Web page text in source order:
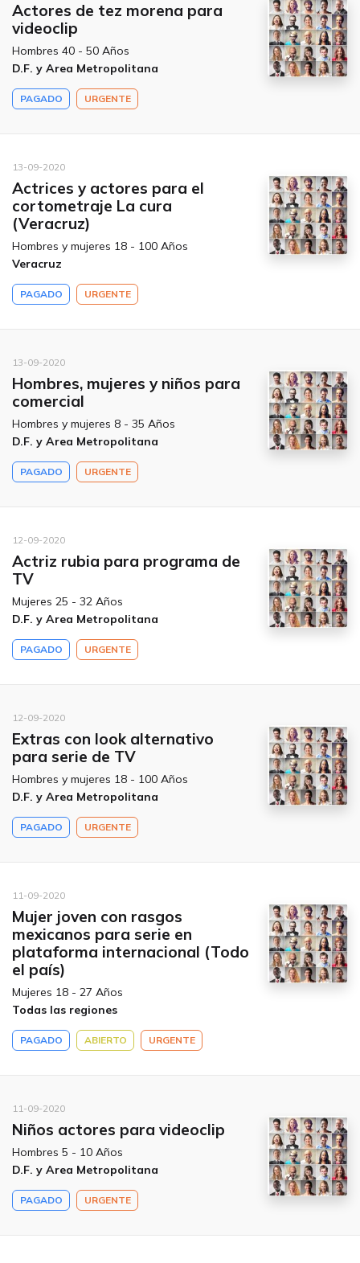
Actores de tez morena para
videoclip
Hombres 40 - 50 Años
D.F. y Area Metropolitana
PAGADO URGENTE
13-09-2020
Actrices y actores para el
cortometraje La cura
(Veracruz)
Hombres y mujeres 18 - 100 Años
Veracruz
PAGADO URGENTE
13-09-2020
Hombres, mujeres y niños para
comercial
Hombres y mujeres 8 - 35 Años
D.F. y Area Metropolitana
PAGADO URGENTE
12-09-2020
Actriz rubia para programa de
TV
Mujeres 25 - 32 Años
D.F. y Area Metropolitana
PAGADO URGENTE
12-09-2020
Extras con look alternativo
para serie de TV
Hombres y mujeres 18 - 100 Años
D.F. y Area Metropolitana
PAGADO URGENTE
11-09-2020
Mujer joven con rasgos
mexicanos para serie en
plataforma internacional (Todo
el país)
Mujeres 18 - 27 Años
Todas las regiones
PAGADO ABIERTO URGENTE
11-09-2020
Niños actores para videoclip
Hombres 5 - 10 Años
D.F. y Area Metropolitana
PAGADO URGENTE